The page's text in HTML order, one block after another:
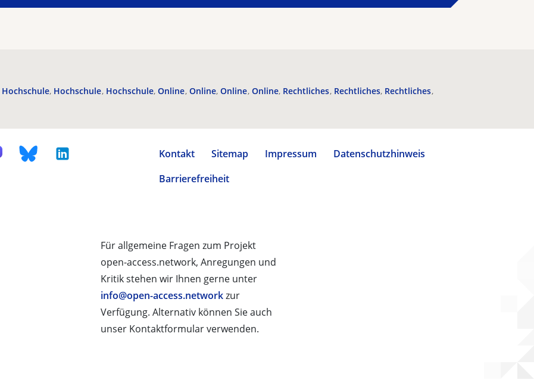
Hochschule Hochschule Hochschule Online Online Online Online Rechtliches Rechtliches Rechtliches
Kontakt Sitemap Impressum
Datenschutzhinweis
Barrierefreiheit
Für allgemeine Fragen zum Projekt
open-access.network, Anregungen und
Kritik stehen wir Ihnen gerne unter
info@open-access.networkzur
Verfügung. Alternativ können Sie auch
unser Kontaktformular verwenden.